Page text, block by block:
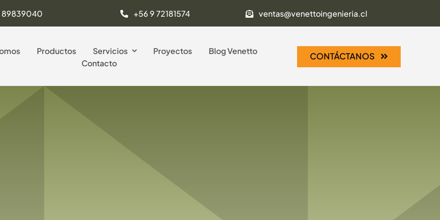
89839040 +56 9 72181574 ventas@venettoingenieria.cl
Productos Servicios Proyectos
Blog Venetto
Contacto
CONTÁCTANOS